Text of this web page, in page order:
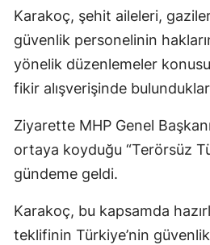
Karakoç, şehit aileleri,
güvenlik personelinin
yönelik düzenlemeler
fikir alışverişinde
Ziyarette MHP Genel
ortaya koyduğu “Terörsüz
gündeme geldi.
Karakoç, bu kapsamda
teklifinin Türkiye’nin